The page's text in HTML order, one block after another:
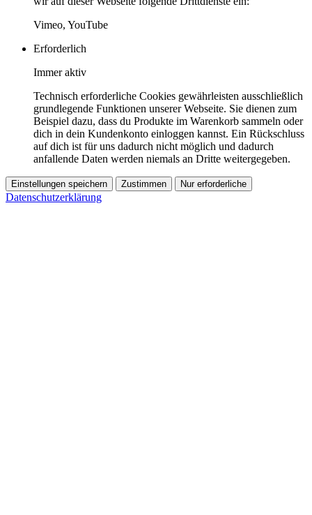
Vimeo, YouTube
Erforderlich
Immer aktiv
Technisch erforderliche Cookies gewährleisten ausschließlich
grundlegende Funktionen unserer Webseite. Sie dienen zum
Beispiel dazu, dass du Produkte im Warenkorb sammeln oder
dich in dein Kundenkonto einloggen kannst. Ein Rückschluss
auf dich ist für uns dadurch nicht möglich und dadurch
anfallende Daten werden niemals an Dritte weitergegeben.
Einstellungen speichern Zustimmen Nur erforderliche
Datenschutzerklärung